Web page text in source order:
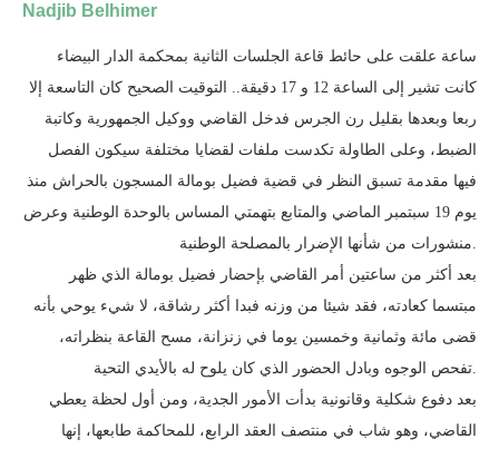
Nadjib Belhimer
ساعة علقت على حائط قاعة الجلسات الثانية بمحكمة الدار البيضاء
كانت تشير إلى الساعة 12 و 17 دقيقة.. التوقيت الصحيح كان التاسعة إلا
ربعا وبعدها بقليل رن الجرس فدخل القاضي ووكيل الجمهورية وكاتبة
الضبط، وعلى الطاولة تكدست ملفات لقضايا مختلفة سيكون الفصل
فيها مقدمة تسبق النظر في قضية فضيل بومالة المسجون بالحراش منذ
يوم 19 سبتمبر الماضي والمتابع بتهمتي المساس بالوحدة الوطنية وعرض
منشورات من شأنها الإضرار بالمصلحة الوطنية.
بعد أكثر من ساعتين أمر القاضي بإحضار فضيل بومالة الذي ظهر
مبتسما كعادته، فقد شيئا من وزنه فبدا أكثر رشاقة، لا شيء يوحي بأنه
قضى مائة وثمانية وخمسين يوما في زنزانة، مسح القاعة بنظراته،
تفحص الوجوه وبادل الحضور الذي كان يلوح له بالأيدي التحية.
بعد دفوع شكلية وقانونية بدأت الأمور الجدية، ومن أول لحظة يعطي
القاضي، وهو شاب في منتصف العقد الرابع، للمحاكمة طابعها، إنها